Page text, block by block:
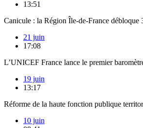
13:51
Canicule : la Région Île-de-France débloque
21 juin
17:08
L’UNICEF France lance le premier
19 juin
13:17
Réforme de la haute fonction publique
10 juin